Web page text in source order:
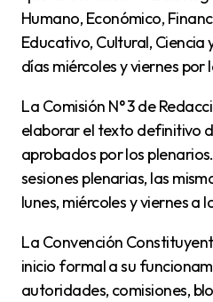
Humano, Económico,
Educativo, Cultural, Ciencia
días miércoles y viernes por
La Comisión N° 3 de Redacción tendrá la función de
elaborar el texto definitivo
aprobados por los
sesiones plenarias, las
lunes, miércoles y viernes a
La Convención Constituyente de Formosa dio así
inicio formal a su
autoridades, comisiones,